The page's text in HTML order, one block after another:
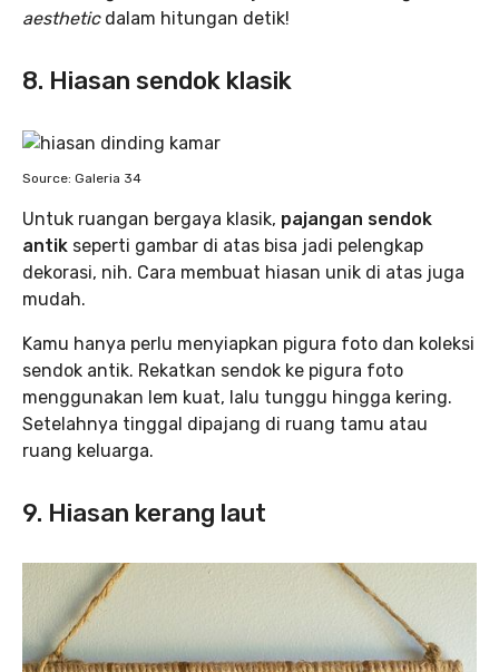
aesthetic dalam hitungan detik!
8. Hiasan sendok klasik
Source: Galeria 34
Untuk ruangan bergaya klasik, pajangan sendok
antik seperti gambar di atas bisa jadi pelengkap
dekorasi, nih. Cara membuat hiasan unik di atas juga
mudah.
Kamu hanya perlu menyiapkan pigura foto dan koleksi
sendok antik. Rekatkan sendok ke pigura foto
menggunakan lem kuat, lalu tunggu hingga kering.
Setelahnya tinggal dipajang di ruang tamu atau
ruang keluarga.
9. Hiasan kerang laut